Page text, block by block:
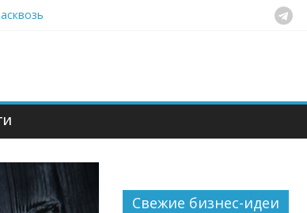
Свежие бизнес-идеи